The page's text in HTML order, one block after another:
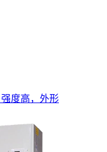
度高，外形